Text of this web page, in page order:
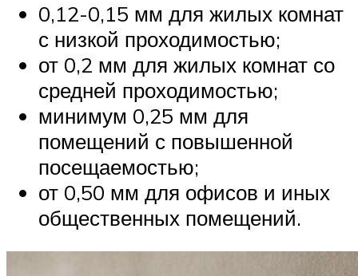
0,12-0,15 мм для жилых комнат
с низкой проходимостью;
от 0,2 мм для жилых комнат со
средней проходимостью;
минимум 0,25 мм для
помещений с повышенной
посещаемостью;
от 0,50 мм для офисов и иных
общественных помещений.